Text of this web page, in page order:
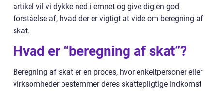
artikel vil vi dykke ned i emnet og give dig en god
forståelse af, hvad der er vigtigt at vide om beregning af
skat.
Hvad er “beregning af skat”?
Beregning af skat er en proces, hvor enkeltpersoner eller
virksomheder bestemmer deres skattepligtige indkomst